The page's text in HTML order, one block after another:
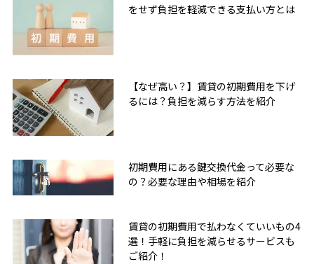
をせず負担を軽減できる支払い方とは
【なぜ高い？】賃貸の初期費用を下げ
るには？負担を減らす方法を紹介
初期費用にある鍵交換代金って必要な
の？必要な理由や相場を紹介
賃貸の初期費用で払わなくていいもの4
選！手軽に負担を減らせるサービスも
ご紹介！